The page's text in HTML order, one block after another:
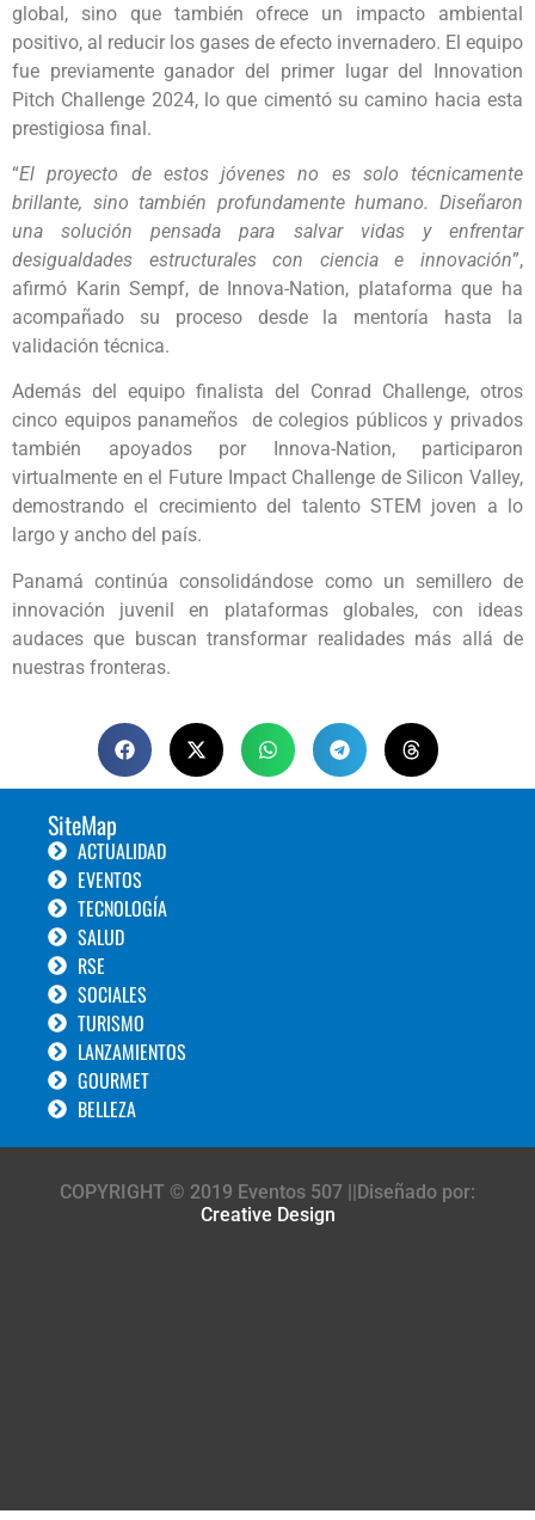
global, sino que también ofrece un impacto ambiental
positivo, al reducir los gases de efecto invernadero. El equipo
fue previamente ganador del primer lugar del Innovation
Pitch Challenge 2024, lo que cimentó su camino hacia esta
prestigiosa final.
“El proyecto de estos jóvenes no es solo técnicamente
brillante, sino también profundamente humano. Diseñaron
una solución pensada para salvar vidas y enfrentar
desigualdades estructurales con ciencia e innovación”,
afirmó Karin Sempf, de Innova-Nation, plataforma que ha
acompañado su proceso desde la mentoría hasta la
validación técnica.
Además del equipo finalista del Conrad Challenge, otros
cinco equipos panameños de colegios públicos y privados
también apoyados por Innova-Nation, participaron
virtualmente en el Future Impact Challenge de Silicon Valley,
demostrando el crecimiento del talento STEM joven a lo
largo y ancho del país.
Panamá continúa consolidándose como un semillero de
innovación juvenil en plataformas globales, con ideas
audaces que buscan transformar realidades más allá de
nuestras fronteras.
SiteMap
ACTUALIDAD
EVENTOS
TECNOLOGÍA
SALUD
RSE
SOCIALES
TURISMO
LANZAMIENTOS
GOURMET
BELLEZA
COPYRIGHT © 2019 Eventos 507 ||Diseñado por:
Creative Design